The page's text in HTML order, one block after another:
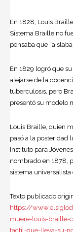
En 1828, Louis
Sistema Braille no
pensaba que
En 1829 logró que
alejarse de la
tuberculosis, pero
presentó su modelo
Louis Braille, quien
pasó a la posteridad
Instituto para
nombrado en 1878,
sistema universalista
Texto publicado
https://
muere-louis-braille-
tactil-que-lleva-su-